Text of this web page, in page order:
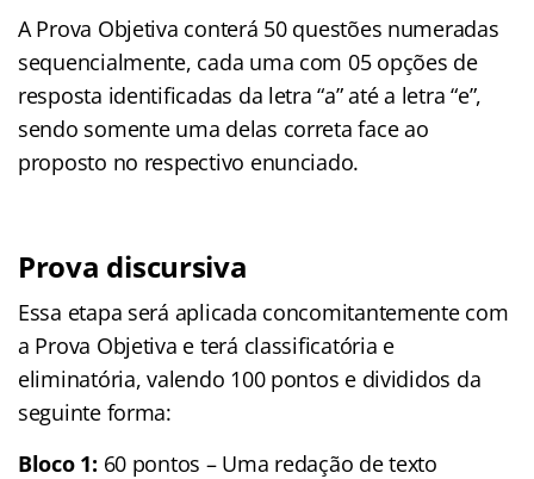
A Prova Objetiva conterá 50 questões numeradas
sequencialmente, cada uma com 05 opções de
resposta identificadas da letra “a” até a letra “e”,
sendo somente uma delas correta face ao
proposto no respectivo enunciado.
Prova discursiva
Essa etapa será aplicada concomitantemente com
a Prova Objetiva e terá classificatória e
eliminatória, valendo 100 pontos e divididos da
seguinte forma:
Bloco 1: 60 pontos – Uma redação de texto